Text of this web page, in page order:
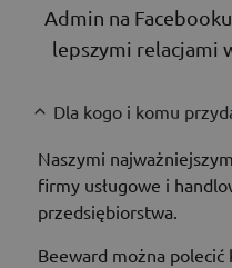
Admin na
lepszymi relacjami
Dla kogo i komu
Naszymi
firmy usługowe i
przedsiębiorstwa.
Beeward można polecić